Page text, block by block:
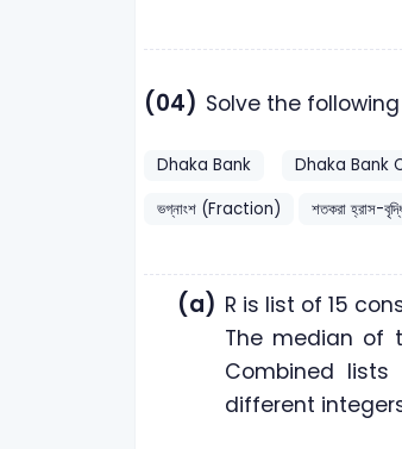
(04) Solve the
Dhaka Bank Dhaka Bank
ভগ্নাংশ (Fraction)
শতকরা হ্রাস-
(a) R is list of 15
The median of
Combined
different